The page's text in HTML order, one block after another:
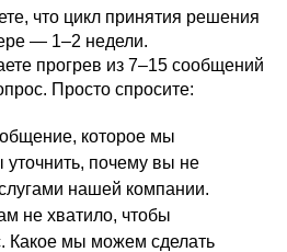
что цикл принятия решения
— 1–2 недели.
прогрев из 7–15 сообщений
Просто спросите:
которое мы
уточнить, почему вы не
нашей компании.
не хватило, чтобы
Какое мы можем сделать